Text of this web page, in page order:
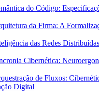
do Código:
da Firma: A
das Redes
Cibernética:
de Fluxos:
Digital